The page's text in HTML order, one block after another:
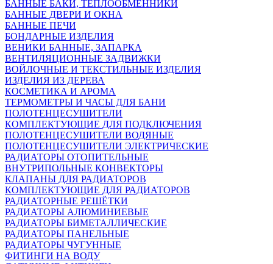
БАННЫЕ БАКИ, ТЕПЛООБМЕННИКИ
БАННЫЕ ДВЕРИ И ОКНА
БАННЫЕ ПЕЧИ
БОНДАРНЫЕ ИЗДЕЛИЯ
ВЕНИКИ БАННЫЕ, ЗАПАРКА
ВЕНТИЛЯЦИОННЫЕ ЗАДВИЖКИ
ВОЙЛОЧНЫЕ И ТЕКСТИЛЬНЫЕ ИЗДЕЛИЯ
ИЗДЕЛИЯ ИЗ ДЕРЕВА
КОСМЕТИКА И АРОМА
ТЕРМОМЕТРЫ И ЧАСЫ ДЛЯ БАНИ
ПОЛОТЕНЦЕСУШИТЕЛИ
КОМПЛЕКТУЮЩИЕ ДЛЯ ПОДКЛЮЧЕНИЯ
ПОЛОТЕНЦЕСУШИТЕЛИ ВОДЯНЫЕ
ПОЛОТЕНЦЕСУШИТЕЛИ ЭЛЕКТРИЧЕСКИЕ
РАДИАТОРЫ ОТОПИТЕЛЬНЫЕ
ВНУТРИПОЛЬНЫЕ КОНВЕКТОРЫ
КЛАПАНЫ ДЛЯ РАДИАТОРОВ
КОМПЛЕКТУЮЩИЕ ДЛЯ РАДИАТОРОВ
РАДИАТОРНЫЕ РЕШЁТКИ
РАДИАТОРЫ АЛЮМИНИЕВЫЕ
РАДИАТОРЫ БИМЕТАЛЛИЧЕСКИЕ
РАДИАТОРЫ ПАНЕЛЬНЫЕ
РАДИАТОРЫ ЧУГУННЫЕ
ФИТИНГИ НА ВОДУ